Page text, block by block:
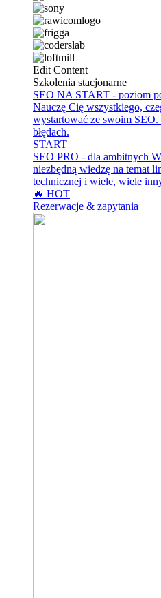
Edit Content
Szkolenia stacjonarne
SEO NA START - poziom
Nauczę Cię wszystkiego,
wystartować ze swoim SEO.
błędach.
START
SEO PRO - dla ambitnych
niezbędną wiedzę na temat
technicznej i wiele, wiele
🔥 HOT
Rezerwacje & zapytania